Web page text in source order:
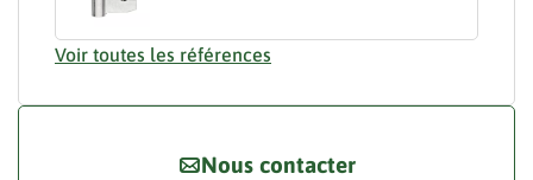
Voir toutes les références
Nous contacter